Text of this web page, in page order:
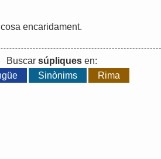
cosa encaridament.
Buscar súpliquesen:
Sinònims Rima